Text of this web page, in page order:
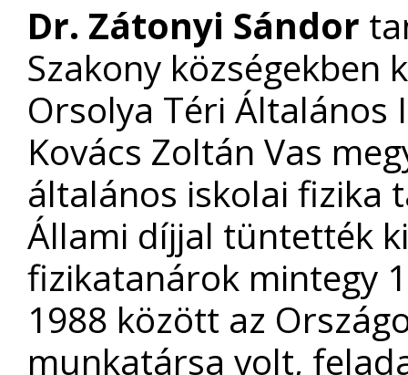
Dr. Zátonyi Sándor
Szakony községekben
Orsolya Téri
Kovács Zoltán Vas
általános iskolai fizika
Állami díjjal tüntették
fizikatanárok mintegy
1988 között az
munkatársa volt,